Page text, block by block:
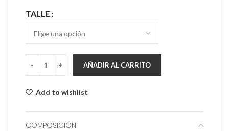
TALLE
AÑADIR AL CARRITO
Add to wishlist
COMPOSICIÓN